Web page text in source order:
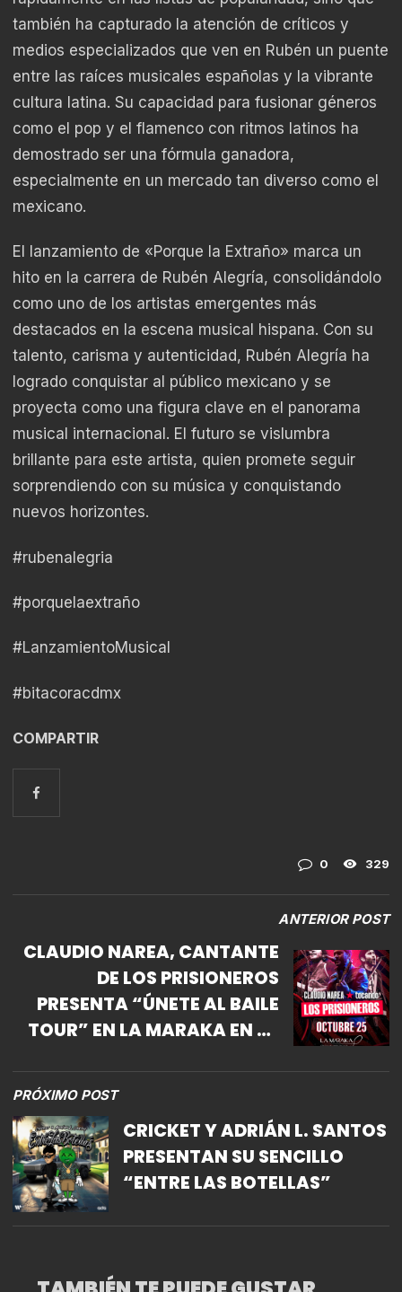
también ha capturado la atención de críticos y
medios especializados que ven en Rubén un puente
entre las raíces musicales españolas y la vibrante
cultura latina. Su capacidad para fusionar géneros
como el pop y el flamenco con ritmos latinos ha
demostrado ser una fórmula ganadora,
especialmente en un mercado tan diverso como el
mexicano.
El lanzamiento de «Porque la Extraño» marca un
hito en la carrera de Rubén Alegría, consolidándolo
como uno de los artistas emergentes más
destacados en la escena musical hispana. Con su
talento, carisma y autenticidad, Rubén Alegría ha
logrado conquistar al público mexicano y se
proyecta como una figura clave en el panorama
musical internacional. El futuro se vislumbra
brillante para este artista, quien promete seguir
sorprendiendo con su música y conquistando
nuevos horizontes.
#rubenalegria
#porquelaextraño
#LanzamientoMusical
#bitacoracdmx
COMPARTIR
0 329
ANTERIOR POST
CLAUDIO NAREA, CANTANTE
DE LOS PRISIONEROS
PRESENTA “ÚNETE AL BAILE
TOUR” EN LA MARAKA EN LA
PRÓXIMO POST
CRICKET Y ADRIÁN L. SANTOS
PRESENTAN SU SENCILLO
“ENTRE LAS BOTELLAS”